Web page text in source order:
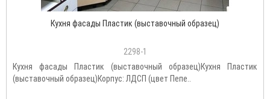
Кухня фасады Пластик (выставочный образец)
2298-1
Кухня фасады Пластик (выставочный образец)Кухня Пластик
(выставочный образец)Корпус: ЛДСП (цвет Пепе..